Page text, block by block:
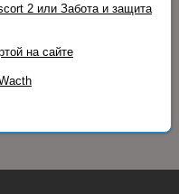
2 или Забота и защита
на сайте